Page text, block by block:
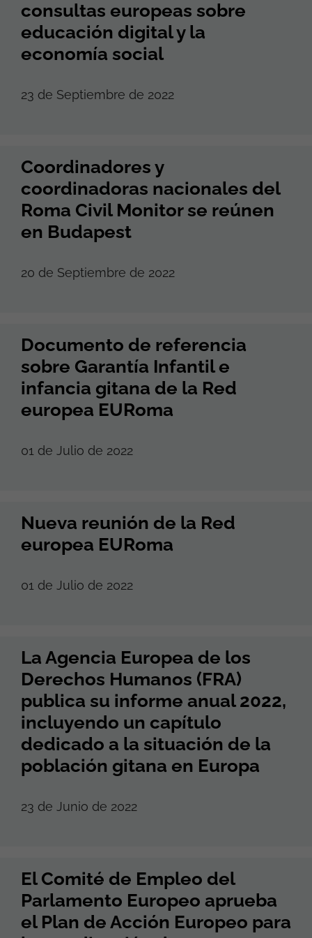
consultas europeas sobre
educación digital y la
economía social
23 de Septiembre de 2022
Coordinadores y
coordinadoras nacionales del
Roma Civil Monitor se reúnen
en Budapest
20 de Septiembre de 2022
Documento de referencia
sobre Garantía Infantil e
infancia gitana de la Red
europea EURoma
01 de Julio de 2022
Nueva reunión de la Red
europea EURoma
01 de Julio de 2022
La Agencia Europea de los
Derechos Humanos (FRA)
publica su informe anual 2022,
incluyendo un capítulo
dedicado a la situación de la
población gitana en Europa
23 de Junio de 2022
El Comité de Empleo del
Parlamento Europeo aprueba
el Plan de Acción Europeo para